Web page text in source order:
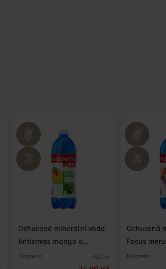
Ochucená minerální voda
Antistress mango a
meduňka
Magnesia 700 ml
Ochucená
Focus
a ženšen
Magnesia